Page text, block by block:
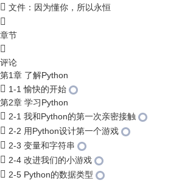
文件：因为懂你，所以永恒
章节
评论
第1章 了解Python
1-1 愉快的开始
第2章 学习Python
2-1 我和Python的第一次亲密接触
2-2 用Python设计第一个游戏
2-3 变量和字符串
2-4 改进我们的小游戏
2-5 Python的数据类型